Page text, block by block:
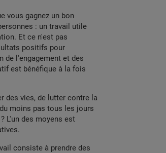
vous gagnez un bon
: un travail utile
Et ce n'est pas
positifs pour
de l'engagement et des
est bénéfique à la fois
des vies, de lutter contre la
moins pas tous les jours
L'un des moyens est
consiste à prendre des